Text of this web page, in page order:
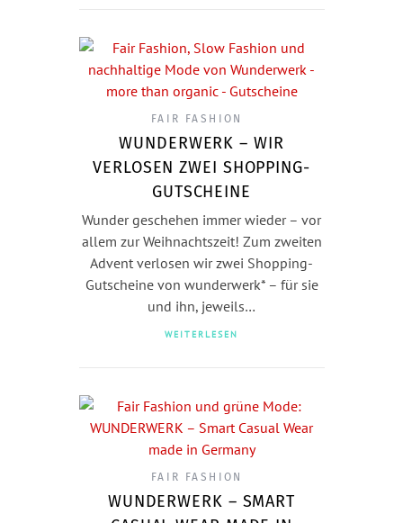
FAIR FASHION
WUNDERWERK – WIR
VERLOSEN ZWEI SHOPPING-
GUTSCHEINE
Wunder geschehen immer wieder – vor
allem zur Weihnachtszeit! Zum zweiten
Advent verlosen wir zwei Shopping-
Gutscheine von wunderwerk* – für sie
und ihn, jeweils…
WEITERLESEN
FAIR FASHION
WUNDERWERK – SMART